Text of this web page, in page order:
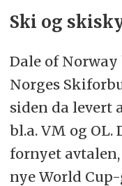
Ski og
Dale of
Norges
siden da levert
bl.a. VM og
fornyet
nye World